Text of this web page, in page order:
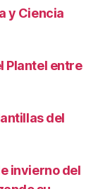
y Ciencia
Plantel entre
del
invierno del